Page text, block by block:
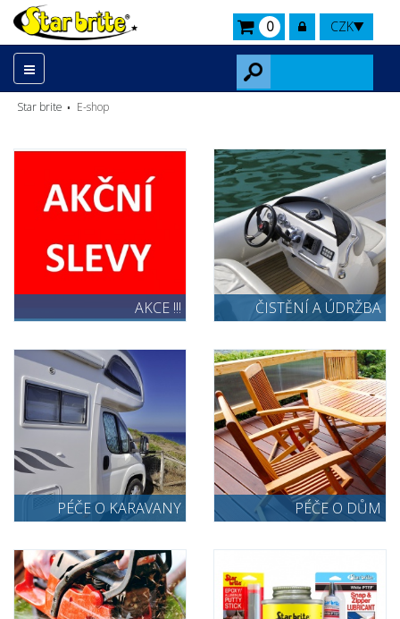
CZK
0
Star brite E-shop
AKCE !!!
ČISTĚNÍ A ÚDRŽBA
PÉČE O KARAVANY PÉČE O DŮM